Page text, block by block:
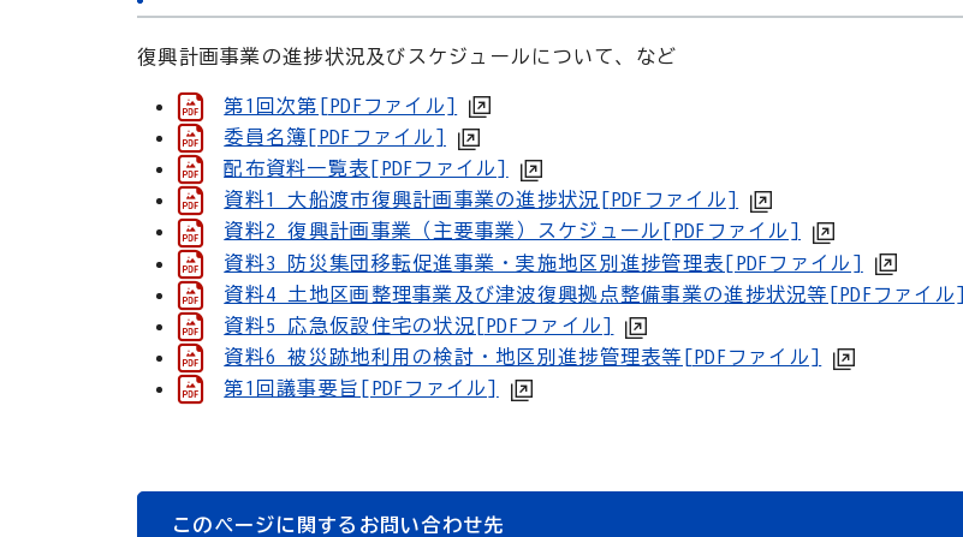
復興計画事業の進捗状況及びスケジュールについて、など
第1回次第[PDFファイル]
委員名簿[PDFファイル]
配布資料一覧表[PDFファイル]
資料1 大船渡市復興計画事業の進捗状況[PDFファイル]
資料2 復興計画事業（主要事業）スケジュール[PDFファイル]
資料3 防災集団移転促進事業・実施地区別進捗管理表[PDFファイル]
資料4 土地区画整理事業及び津波復興拠点整備事業の進捗状況等[PDFファイル]
資料5 応急仮設住宅の状況[PDFファイル]
資料6 被災跡地利用の検討・地区別進捗管理表等[PDFファイル]
第1回議事要旨[PDFファイル]
このページに関するお問い合わせ先